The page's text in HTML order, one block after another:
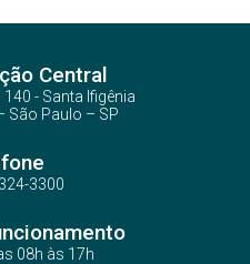
Central
- Santa Ifigênia
São Paulo – SP
3300
08h às 17h